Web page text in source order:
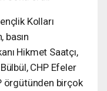
Kolları
basın
Hikmet Saatçı,
CHP Efeler
örgütünden birçok